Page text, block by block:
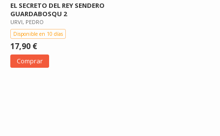
EL SECRETO DEL REY SENDERO
GUARDABOSQU 2
URVI, PEDRO
Disponible en 10 días
17,90 €
Comprar